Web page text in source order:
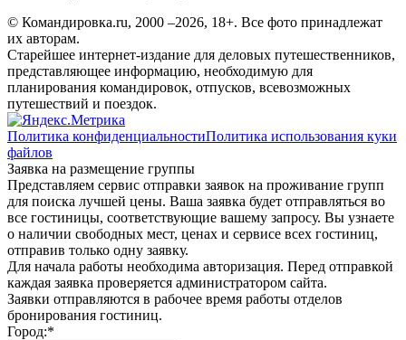
© Командировка.ru, 2000 –2026, 18+. Все фото принадлежат
их авторам.
Старейшее интернет-издание для деловых путешественников,
представляющее информацию, необходимую для
планирования командировок, отпусков, всевозможных
путешествий и поездок.
Политика конфиденциальностиПолитика использования куки
файлов
Заявка на размещение группы
Представляем сервис отправки заявок на проживание групп
для поиска лучшей цены. Ваша заявка будет отправляться во
все гостиницы, соответствующие вашему запросу. Вы узнаете
о наличии свободных мест, ценах и сервисе всех гостиниц,
отправив только одну заявку.
Для начала работы необходима авторизация. Перед отправкой
каждая заявка проверяется администратором сайта.
Заявки отправляются в рабочее время работы отделов
бронирования гостиниц.
Город:*